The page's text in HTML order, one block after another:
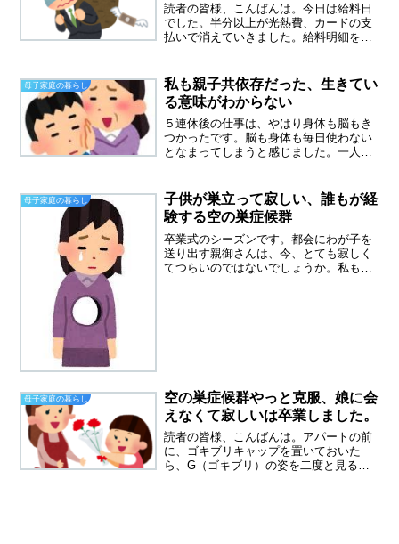
読者の皆様、こんばんは。今日は給料日
でした。半分以上が光熱費、カードの支
払いで消えていきました。給料明細を見
奨学金を返せずに、自己破産の道を選ぶ
若者が増えているそうです...
母子家庭の暮らし
私も親子共依存だった、生きてい
る意味がわからない
５連休後の仕事は、やはり身体も脳もき
つかったです。脳も身体も毎日使わない
となまってしまうと感じました。一人暮
います。私は息子がいないと立っていら
れない親子共依存だったと...
母子家庭の暮らし
子供が巣立って寂しい、誰もが経
験する空の巣症候群
卒業式のシーズンです。都会にわが子を
送り出す親御さんは、今、とても寂しく
てつらいのではないでしょうか。私も、
母子家庭の暮らし
空の巣症候群やっと克服、娘に会
えなくて寂しいは卒業しました。
読者の皆様、こんばんは。アパートの前
に、ゴキブリキャップを置いておいた
ら、G（ゴキブリ）の姿を二度と見るこ